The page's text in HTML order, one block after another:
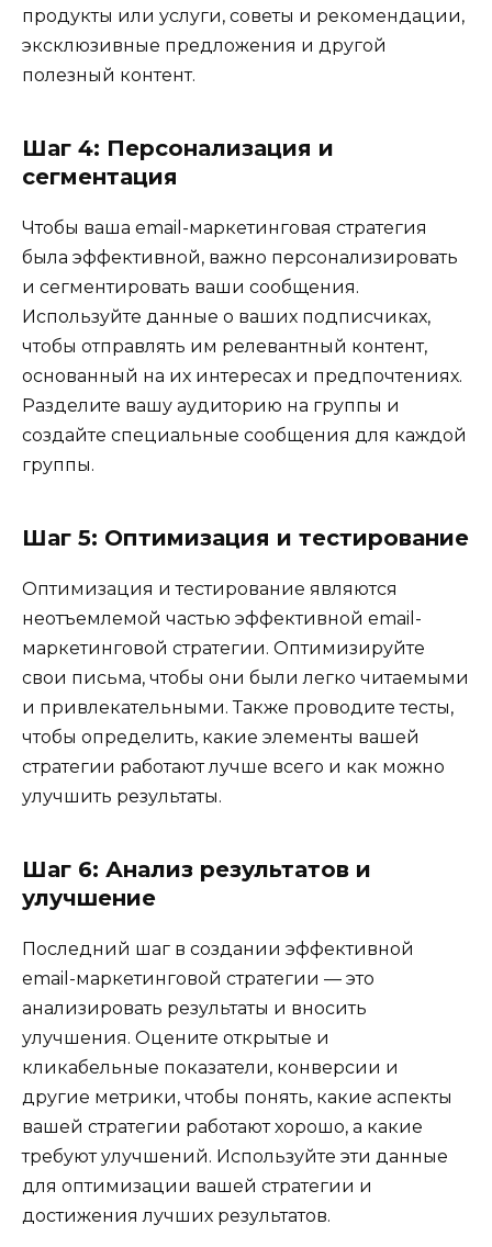
продукты или услуги, советы и рекомендации,
эксклюзивные предложения и другой
полезный контент.
Шаг 4: Персонализация и
сегментация
Чтобы ваша email-маркетинговая стратегия
была эффективной, важно персонализировать
и сегментировать ваши сообщения.
Используйте данные о ваших подписчиках,
чтобы отправлять им релевантный контент,
основанный на их интересах и предпочтениях.
Разделите вашу аудиторию на группы и
создайте специальные сообщения для каждой
группы.
Шаг 5: Оптимизация и тестирование
Оптимизация и тестирование являются
неотъемлемой частью эффективной email-
маркетинговой стратегии. Оптимизируйте
свои письма, чтобы они были легко читаемыми
и привлекательными. Также проводите тесты,
чтобы определить, какие элементы вашей
стратегии работают лучше всего и как можно
улучшить результаты.
Шаг 6: Анализ результатов и
улучшение
Последний шаг в создании эффективной
email-маркетинговой стратегии — это
анализировать результаты и вносить
улучшения. Оцените открытые и
кликабельные показатели, конверсии и
другие метрики, чтобы понять, какие аспекты
вашей стратегии работают хорошо, а какие
требуют улучшений. Используйте эти данные
для оптимизации вашей стратегии и
достижения лучших результатов.